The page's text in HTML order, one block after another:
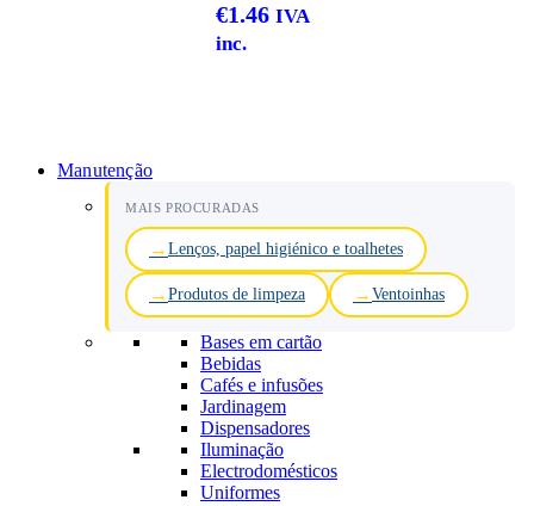
€1.46 IVA
inc.
Manutenção
MAIS PROCURADAS
Lenços, papel higiénico e toalhetes
Produtos de limpeza Ventoinhas
Bases em cartão
Bebidas
Cafés e infusões
Jardinagem
Dispensadores
Iluminação
Electrodomésticos
Uniformes